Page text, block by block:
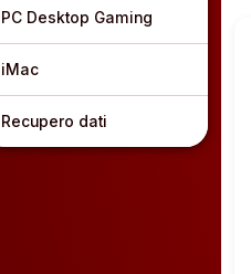
PC Desktop Gaming
iMac
Recupero dati